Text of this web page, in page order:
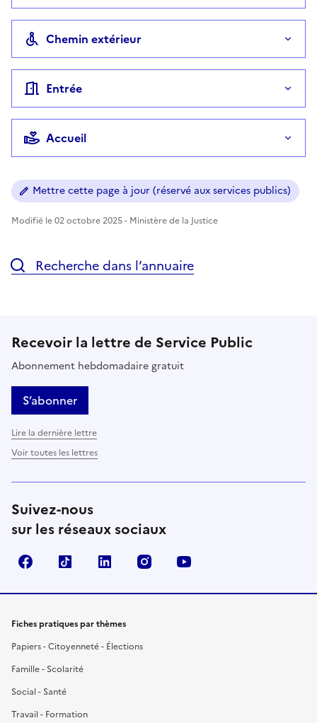
Chemin extérieur
Entrée
Accueil
Mettre cette page à jour (réservé aux services publics)
Modifié le 02 octobre 2025 - Ministère de la Justice
Recherche dans l’annuaire
Recevoir la lettre de Service Public
Abonnement hebdomadaire gratuit
S’abonner
Lire la dernière lettre
Voir toutes les lettres
Suivez-nous
sur les réseaux sociaux
FacebookTikTok LinkedIn Instagram
Fiches pratiques par thèmes
Papiers - Citoyenneté - Élections
Famille - Scolarité
Social - Santé
Travail - Formation